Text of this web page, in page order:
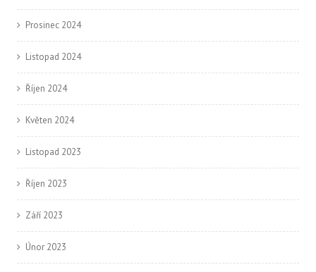
Prosinec 2024
Listopad 2024
Říjen 2024
Květen 2024
Listopad 2023
Říjen 2023
Září 2023
Únor 2023